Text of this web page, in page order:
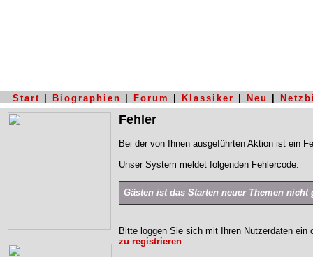
Start Biographien Forum Klassiker Neu
Fehler
Bei der von Ihnen ausgeführten Aktion ist ein
Unser System meldet folgenden Fehlercode:
Gästen ist das Starten neuer Themen nicht
Bitte loggen Sie sich mit Ihren Nutzerdaten
zu registrieren.